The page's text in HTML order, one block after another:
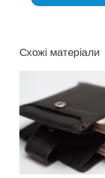
Схожі матеріали